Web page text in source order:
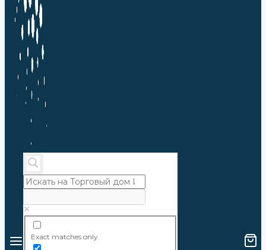
Exact matches only